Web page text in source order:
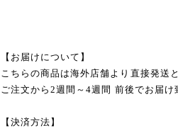
【お届けについて】
こちらの商品は海外店舗より直接発送
ご注文から2週間～4週間 前後でお届け
【決済方法】